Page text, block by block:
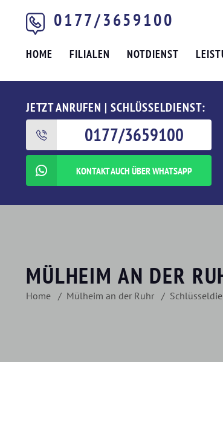
0177/3659100
HOME FILIALEN NOTDIENST
JETZT ANRUFEN | SCHLÜSSELDIENST:
0177/3659100
KONTAKT AUCH ÜBER WHATSAPP
MÜLHEIM AN DER
Home Mülheim an der Ruhr